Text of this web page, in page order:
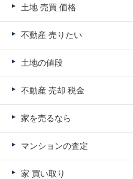
土地 売買 価格
不動産 売りたい
土地の値段
不動産 売却 税金
家を売るなら
マンションの査定
家 買い取り